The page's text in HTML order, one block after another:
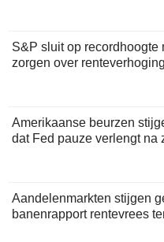
S&P sluit op recordhoogte
zorgen over
Amerikaanse beurzen
dat Fed pauze verlengt na
Aandelenmarkten stijgen
banenrapport rentevrees